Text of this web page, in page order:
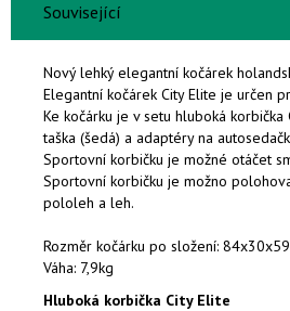
Související
Nový lehký elegantní kočárek
Elegantní kočárek City Elite je určen
Ke kočárku je v setu hluboká
taška (šedá) a adaptéry na
Sportovní korbičku je možné otáčet
Sportovní korbičku je možno
pololeh a leh.
Rozměr kočárku po složení:
Váha: 7,9kg
Hluboká korbička City Elite